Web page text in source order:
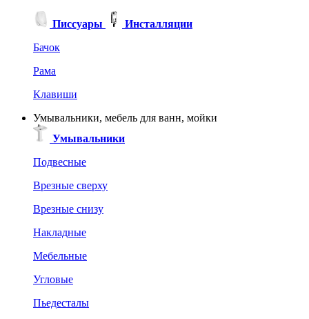
Писсуары
Инсталляции
Бачок
Рама
Клавиши
Умывальники, мебель для ванн, мойки
Умывальники
Подвесные
Врезные сверху
Врезные снизу
Накладные
Мебельные
Угловые
Пьедесталы